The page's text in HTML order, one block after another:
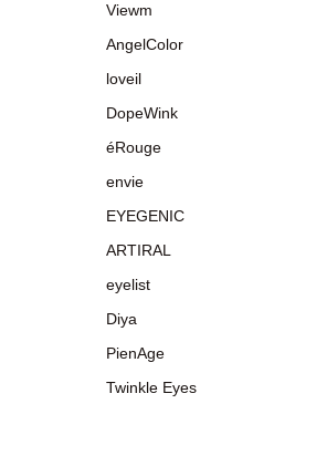
Viewm
AngelColor
loveil
DopeWink
éRouge
envie
EYEGENIC
ARTIRAL
eyelist
Diya
PienAge
Twinkle Eyes